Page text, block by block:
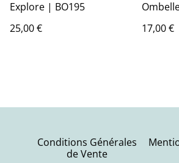
Explore | BO195
25,00 €
17,00 €
Conditions Générales
de Vente